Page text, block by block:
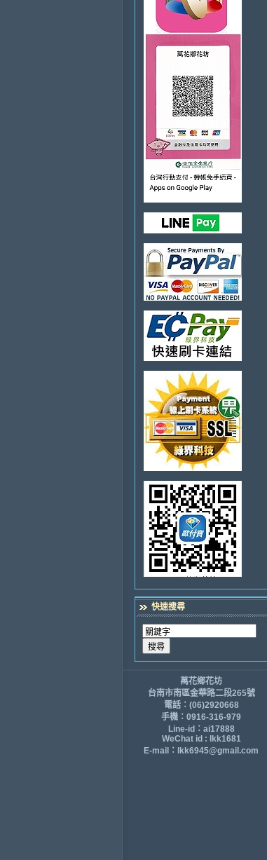
快速搜尋
萬花鄉花坊
台南市南區金華路二段265號
電話：(06)2920668
手機：0916-316-979
Line-id：ai17888
WeChat id : lkk1681
E-mail：lkk6945@gmail.com